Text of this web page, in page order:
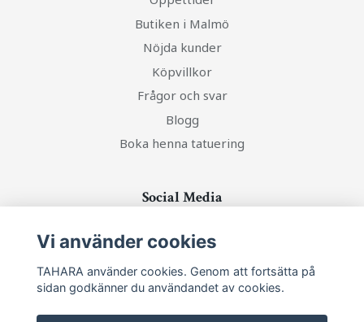
Butiken i Malmö
Nöjda kunder
Köpvillkor
Frågor och svar
Blogg
Boka henna tatuering
Social Media
Ta del av senaste nytt och unika erbjudanden!
Vi använder cookies
TAHARA använder cookies. Genom att fortsätta på
sidan godkänner du användandet av cookies.